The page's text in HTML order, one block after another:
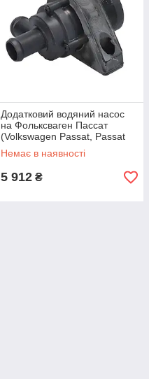
Додатковий водяний насос
на Фольксваген Пассат
(Volkswagen Passat, Passat
B7) Pierburg 702074610
Немає в наявності
5 912 ₴